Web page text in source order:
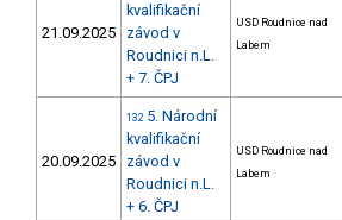
21.09.2025
kvalifikační
závod v
Roudnici n.L.
+ 7. ČPJ
USD Roudnice nad
Labem
20.09.2025
132 5. Národní
kvalifikační
závod v
Roudnici n.L.
+ 6. ČPJ
USD Roudnice nad
Labem